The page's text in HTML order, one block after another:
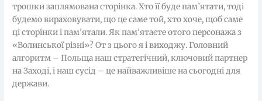
трошки заплямована сторінка. Хто її буде пам’ятати, тоді
будемо вираховувати, що це саме той, хто хоче, щоб саме
ці сторінки і пам’ятали. Як пам’ятаєте отого персонажа з
«Волинської різні»? От з цього я і виходжу. Головний
алгоритм – Польща наш стратегічний, ключовий партнер
на Заході, і наш сусід – це найважливіше на сьогодні для
держави.